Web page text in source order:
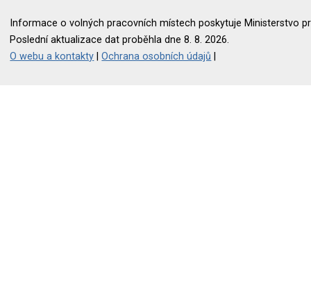
Informace o volných pracovních místech poskytuje Ministerstvo
Poslední aktualizace dat proběhla dne 8. 8. 2026.
O webu a kontakty |Ochrana osobních údajů